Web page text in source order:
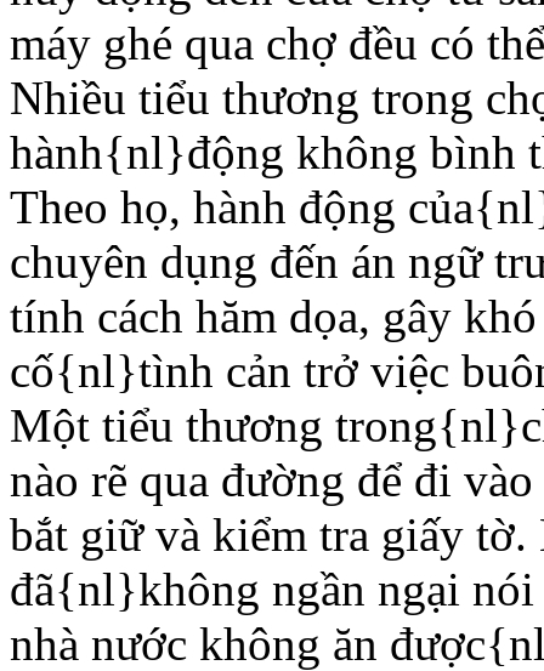
máy ghé qua chợ đều có
Nhiều tiểu thương trong
hành{nl}động không bình
Theo họ, hành động
chuyên dụng đến án ngữ
tính cách hăm dọa, gây
cố{nl}tình cản trở việc
Một tiểu thương
nào rẽ qua đường để đi
bắt giữ và kiểm tra giấy
đã{nl}không ngần ngại nói
nhà nước không ăn